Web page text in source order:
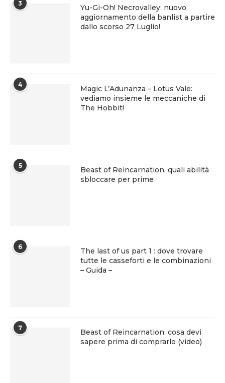
3
Yu-Gi-Oh! Necrovalley: nuovo
aggiornamento della banlist a partire
dallo scorso 27 Luglio!
4
Magic L’Adunanza – Lotus Vale:
vediamo insieme le meccaniche di
The Hobbit!
5
Beast of Reincarnation, quali abilità
sbloccare per prime
6
The last of us part 1 : dove trovare
tutte le casseforti e le combinazioni
– Guida –
7
Beast of Reincarnation: cosa devi
sapere prima di comprarlo (video)